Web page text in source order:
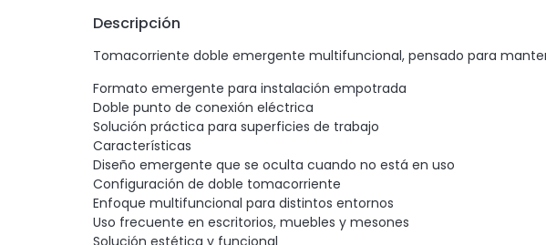
Descripción
Tomacorriente doble emergente multifuncional, pensado para
Formato emergente para instalación empotrada
Doble punto de conexión eléctrica
Solución práctica para superficies de trabajo
Características
Diseño emergente que se oculta cuando no está en uso
Configuración de doble tomacorriente
Enfoque multifuncional para distintos entornos
Uso frecuente en escritorios, muebles y mesones
Solución estética y funcional